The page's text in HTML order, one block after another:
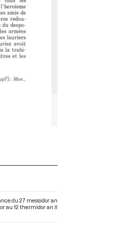
du 27 messidor an
au 12 thermidor an II